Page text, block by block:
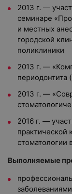
2013 г. —
семинаре
и местных
городской
поликлиники
2013 г. —
периодонтита
2013 г. —
2016 г. —
практической
стоматологии
Выполняемые